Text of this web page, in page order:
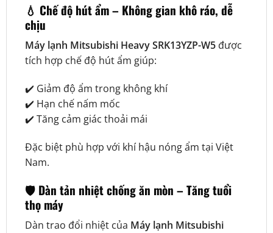
💧 Chế độ hút ẩm – Không gian khô ráo, dễ
chịu
Máy lạnh Mitsubishi Heavy SRK13YZP-W5được
tích hợp chế độ hút ẩm giúp:
✔️ Giảm độ ẩm trong không khí
✔️ Hạn chế nấm mốc
✔️ Tăng cảm giác thoải mái
Đặc biệt phù hợp với khí hậu nóng ẩm tại Việt
Nam.
🛡️ Dàn tản nhiệt chống ăn mòn – Tăng tuổi
thọ máy
Dàn trao đổi nhiệt của Máy lạnh Mitsubishi